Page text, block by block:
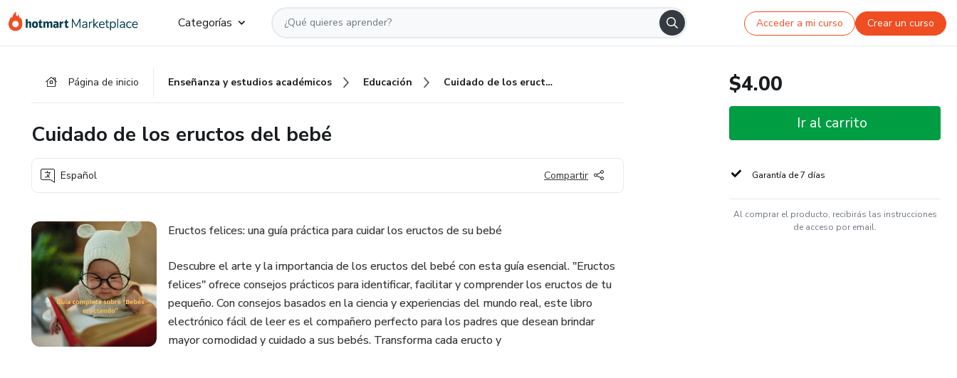
Categorías Acceder a mi curso Crear un curso
Página de inicio Enseñanza y estudios académicos Educación Cuidado de los eructos del bebé
Cuidado de los eructos del bebé
Español Compartir
Eructos felices: una guía práctica para cuidar los eructos de su bebé
Descubre el arte y la importancia de los eructos del bebé con esta guía esencial. "Eructos
felices" ofrece consejos prácticos para identificar, facilitar y comprender los eructos de tu
pequeño. Con consejos basados en la ciencia y experiencias del mundo real, este libro
electrónico fácil de leer es el compañero perfecto para los padres que desean brindar
mayor comodidad y cuidado a sus bebés. Transforma cada eructo y
$4.00
Ir al carrito
Garantía de 7 días
Al comprar el producto, recibirás las instrucciones
de acceso por email.